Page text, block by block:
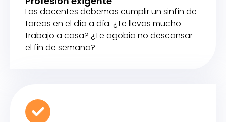
Los docentes debemos cumplir un sinfín de
tareas en el día a día. ¿Te llevas mucho
trabajo a casa? ¿Te agobia no descansar
el fin de semana?